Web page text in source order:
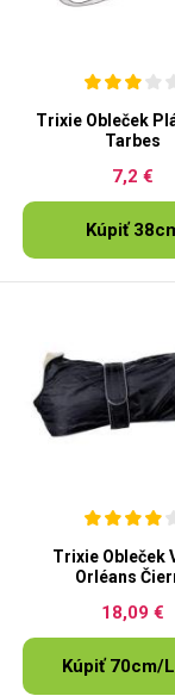
Trixie Obleček
Tarbes
7,2 €
Kúpiť
Trixie Obleček
Orléans
18,09 €
Kúpiť 70cm/